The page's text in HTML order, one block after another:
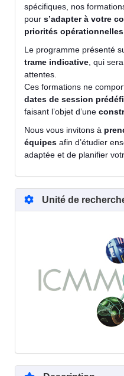
spécifiques, nos
pour s’adapter à votre
priorités opérationnelles
Le programme présenté
trame indicative, qui
attentes.
Ces formations ne
dates de session
faisant l’objet d’une
Nous vous invitons à
équipes afin d’étudier
adaptée et de planifier
Unité de